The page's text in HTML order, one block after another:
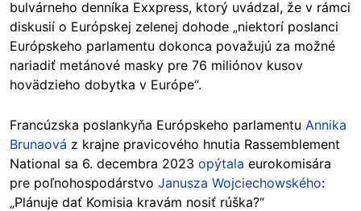
bulvárneho denníka Exxpress, ktorý uvádzal, že v rámci
diskusií o Európskej zelenej dohode „niektorí poslanci
Európskeho parlamentu dokonca považujú za možné
nariadiť metánové masky pre 76 miliónov kusov
hovädzieho dobytka v Európe“.
Francúzska poslankyňa Európskeho parlamentu Annika
Brunaová z krajne pravicového hnutia Rassemblement
National sa 6. decembra 2023 opýtala eurokomisára
pre poľnohospodárstvo Janusza Wojciechowského:
„Plánuje dať Komisia kravám nosiť rúška?“